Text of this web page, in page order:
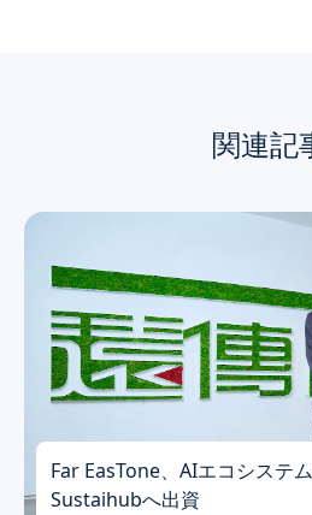
関連記
Far EasTone、AIエコシステ
Sustaihubへ出資